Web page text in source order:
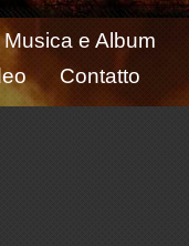
Musica e Album
Contatto